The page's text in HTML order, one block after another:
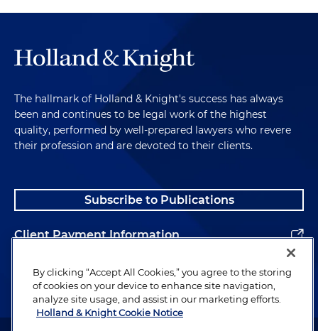
The hallmark of Holland & Knight's success has always
been and continues to be legal work of the highest
quality, performed by well-prepared lawyers who revere
their profession and are devoted to their clients.
Subscribe to Publications
Client Payment Information
Alumni
By clicking “Accept All Cookies,” you agree to the storing
of cookies on your device to enhance site navigation,
analyze site usage, and assist in our marketing efforts.
Holland & Knight Cookie Notice